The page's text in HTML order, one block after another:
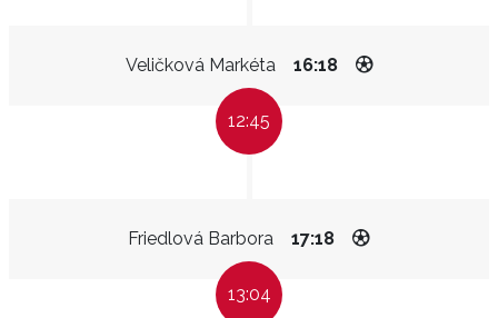
Veličková Markéta 16:18
12:45
Friedlová Barbora 17:18
13:04